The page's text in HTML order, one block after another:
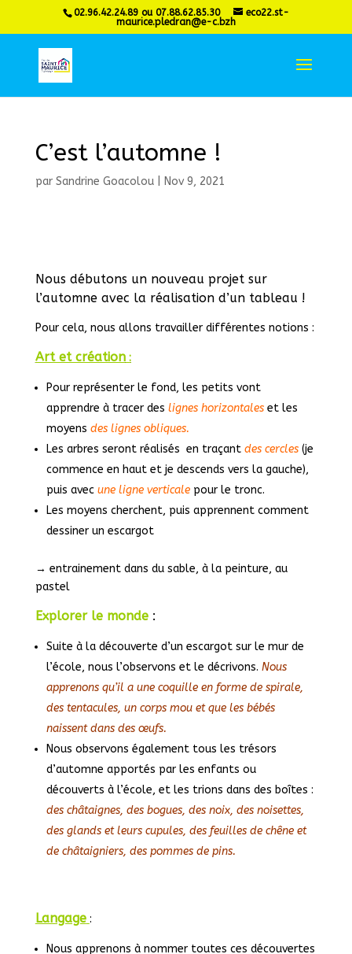
02.96.42.24.89 ou 07.88.62.85.30
eco22.st-
maurice.pledran@e-c.bzh
C’est l’automne !
par Sandrine Goacolou| Nov 9, 2021
Nous débutons un nouveau projet sur
l’automne avec la réalisation d’un tableau !
Pour cela, nous allons travailler différentes notions :
Art et création:
Pour représenter le fond, les petits vont
apprendre à tracer des lignes horizontaleset les
moyens des lignes obliques.
Les arbres seront réalisés en traçant des cercles(je
commence en haut et je descends vers la gauche),
puis avec une ligne verticalepour le tronc.
Les moyens cherchent, puis apprennent comment
dessiner un escargot
→ entrainement dans du sable, à la peinture, au
pastel
Explorer le monde :
Suite à la découverte d’un escargot sur le mur de
l’école, nous l’observons et le décrivons. Nous
apprenons qu’il a une coquille en forme de spirale,
des tentacules, un corps mou et que les bébés
naissent dans des œufs.
Nous observons également tous les trésors
d’automne apportés par les enfants ou
découverts à l’école, et les trions dans des boîtes :
des châtaignes, des bogues, des noix, des noisettes,
des glands et leurs cupules, des feuilles de chêne et
de châtaigniers, des pommes de pins.
Langage :
Nous apprenons à nommer toutes ces découvertes